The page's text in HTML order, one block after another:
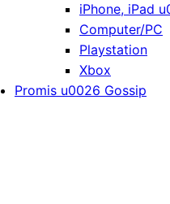
iPhone, iPad
Computer/PC
Playstation
Xbox
Promis u0026 Gossip